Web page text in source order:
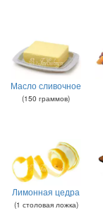
Масло сливочное
(150 граммов)
Лимонная цедра
(1 столовая ложка)